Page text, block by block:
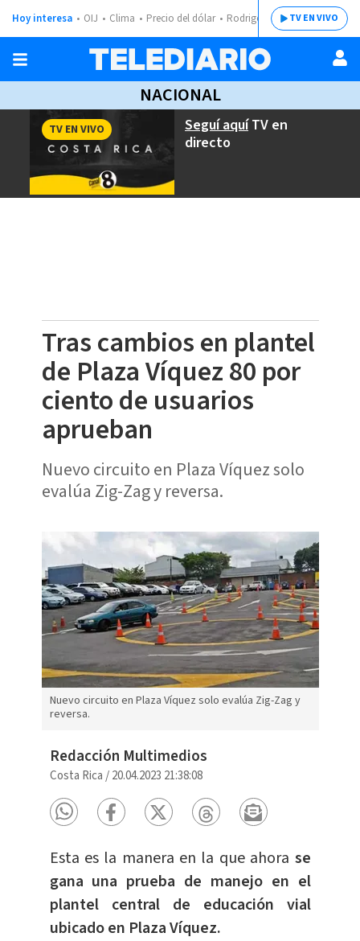
Hoy interesa OIJ Clima Precio del dólar Rodrigo ChavesTV EN VIVO
NACIONAL
Seguí aquíTV en
directo
TV EN VIVO
Tras cambios en plantel
de Plaza Víquez 80 por
ciento de usuarios
aprueban
Nuevo circuito en Plaza Víquez solo
evalúa Zig-Zag y reversa.
Nuevo circuito en Plaza Víquez solo evalúa Zig-Zag y
reversa.
Redacción Multimedios
Costa Rica /20.04.2023 21:38:08
Esta es la manera en la que ahora se
gana una prueba de manejo en el
plantel central de educación vial
ubicado en Plaza Víquez.